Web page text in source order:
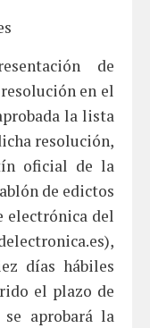
de
en el
la lista
resolución,
oficial de la
de edictos
electrónica del
días hábiles
el plazo de
aprobará la